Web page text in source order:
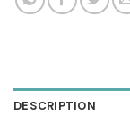
DESCRIPTION